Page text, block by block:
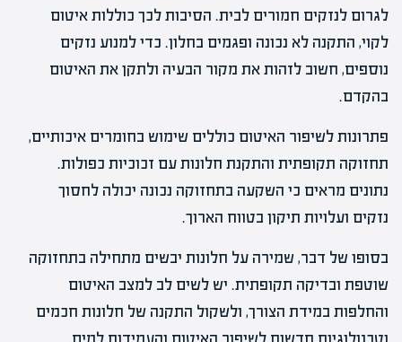
לגרום לנזקים חמורים לבית. הסיבות לכך כוללות איטום
לקוי, התקנה לא נכונה ופגמים בחלון. כדי למנוע נזקים
נוספים, חשוב לזהות את מקור הבעיה ולתקן את האיטום
בהקדם.
פתרונות לשיפור האיטום כוללים שימוש בחומרים איכותיים,
תחזוקה תקופתית והתקנת חלונות עם זכוכיות כפולות.
נתונים מראים כי השקעה בתחזוקה נכונה יכולה לחסוך
נזקים ועלויות תיקון בטווח הארוך.
בסופו של דבר, שמירה על חלונות יבשים מתחילה בתחזוקה
שוטפת ובדיקה תקופתית. יש לשים לב למצב האיטום
והחלפות במידת הצורך, ולשקול התקנה של חלונות חכמים